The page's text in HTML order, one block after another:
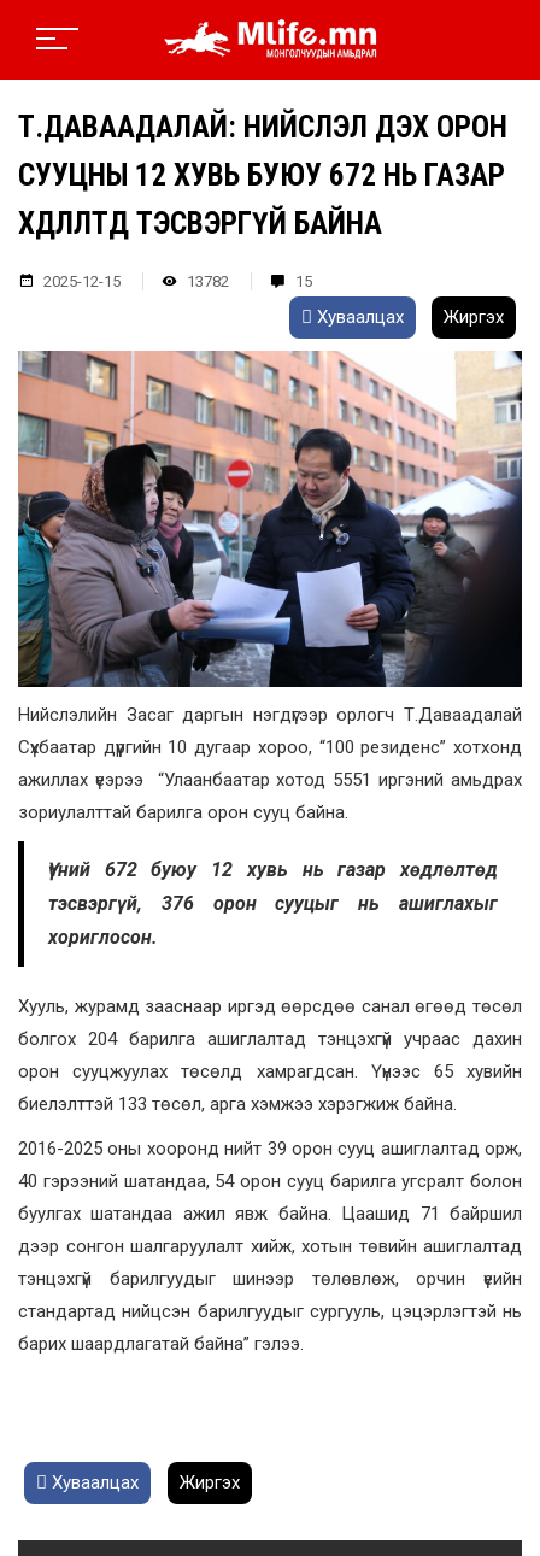
Т.ДАВААДАЛАЙ: НИЙСЛЭЛ ДЭХ ОРОН
СУУЦНЫ 12 ХУВЬ БУЮУ 672 НЬ ГАЗАР
ХӨДЛӨЛТӨД ТЭСВЭРГҮЙ БАЙНА
2025-12-15 13782 15
Хуваалцах Жиргэх
Нийслэлийн Засаг даргын нэгдүгээр орлогч Т.Даваадалай
Сүхбаатар дүүргийн 10 дугаар хороо, “100 резиденс” хотхонд
ажиллах үеэрээ “Улаанбаатар хотод 5551 иргэний амьдрах
зориулалттай барилга орон сууц байна.
Үүний 672 буюу 12 хувь нь газар хөдлөлтөд
тэсвэргүй, 376 орон сууцыг нь ашиглахыг
хориглосон.
Хууль, журамд зааснаар иргэд өөрсдөө санал өгөөд төсөл
болгох 204 барилга ашиглалтад тэнцэхгүй учраас дахин
орон сууцжуулах төсөлд хамрагдсан. Үүнээс 65 хувийн
биелэлттэй 133 төсөл, арга хэмжээ хэрэгжиж байна.
2016-2025 оны хооронд нийт 39 орон сууц ашиглалтад орж,
40 гэрээний шатандаа, 54 орон сууц барилга угсралт болон
буулгах шатандаа ажил явж байна. Цаашид 71 байршил
дээр сонгон шалгаруулалт хийж, хотын төвийн ашиглалтад
тэнцэхгүй барилгуудыг шинээр төлөвлөж, орчин үеийн
стандартад нийцсэн барилгуудыг сургууль, цэцэрлэгтэй нь
барих шаардлагатай байна” гэлээ.
Хуваалцах Жиргэх